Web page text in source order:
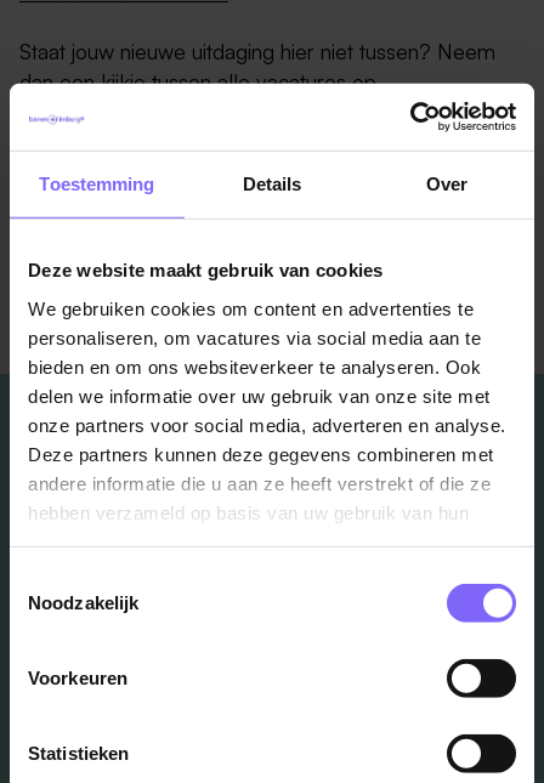
Toestemming Details Over
Deze website maakt gebruik van cookies
We gebruiken cookies om content en advertenties te
personaliseren, om vacatures via social media aan te
bieden en om ons websiteverkeer te analyseren. Ook
delen we informatie over uw gebruik van onze site met
onze partners voor social media, adverteren en analyse.
Deze partners kunnen deze gegevens combineren met
andere informatie die u aan ze heeft verstrekt of die ze
hebben verzameld op basis van uw gebruik van hun
Noodzakelijk
Voorkeuren
Statistieken
Staat jouw nieuwe uitdaging hier niet tussen? Neem
dan een kijkje tussenalle vacatures op
Banenrijklimburg
Bron: www.beaks.nl
Terug naar alle items
Vacatures
in je mailbox?
Schrijf je in en we houden je op de hoogte